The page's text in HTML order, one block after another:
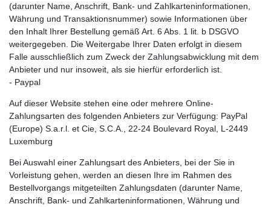
(darunter Name, Anschrift, Bank- und Zahlkarteninformationen,
Währung und Transaktionsnummer) sowie Informationen über
den Inhalt Ihrer Bestellung gemäß Art. 6 Abs. 1 lit. b DSGVO
weitergegeben. Die Weitergabe Ihrer Daten erfolgt in diesem
Falle ausschließlich zum Zweck der Zahlungsabwicklung mit dem
Anbieter und nur insoweit, als sie hierfür erforderlich ist.
- Paypal
Auf dieser Website stehen eine oder mehrere Online-
Zahlungsarten des folgenden Anbieters zur Verfügung: PayPal
(Europe) S.a.r.l. et Cie, S.C.A., 22-24 Boulevard Royal, L-2449
Luxemburg
Bei Auswahl einer Zahlungsart des Anbieters, bei der Sie in
Vorleistung gehen, werden an diesen Ihre im Rahmen des
Bestellvorgangs mitgeteilten Zahlungsdaten (darunter Name,
Anschrift, Bank- und Zahlkarteninformationen, Währung und